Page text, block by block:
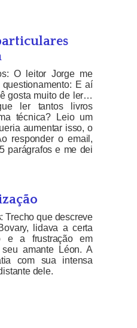
O leitor Jorge me
E aí
gosta muito de ler…
ler tantos livros
técnica? Leio um
aumentar isso, o
responder o email,
parágrafos e me dei
Trecho que descreve
lidava a certa
e a frustração em
amante Léon. A
com sua intensa
dele.